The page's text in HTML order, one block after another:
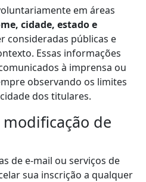
em áreas
cidade, estado e
consideradas públicas e
Essas informações
à imprensa ou
observando os limites
dos titulares.
de
de e‑mail ou serviços de
sua inscrição a qualquer